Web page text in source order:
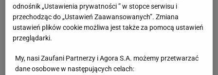
Co wyszło w badaniu Karasia?
Tym razem Karaś miał wpaść podczas zawodów na
Florydzie. W jego organizmie wykryto drostanolon i
klomifen. Co to za substancje i czemu służą?
odnośnik „Ustawienia prywatności ” w stopce serwisu i
przechodząc do „Ustawień Zaawansowanych”. Zmiana
ustawień plików cookie możliwa jest także za pomocą ustawień
przeglądarki.
My, nasi Zaufani Partnerzy i Agora S.A. możemy przetwarzać
dane osobowe w następujących celach: